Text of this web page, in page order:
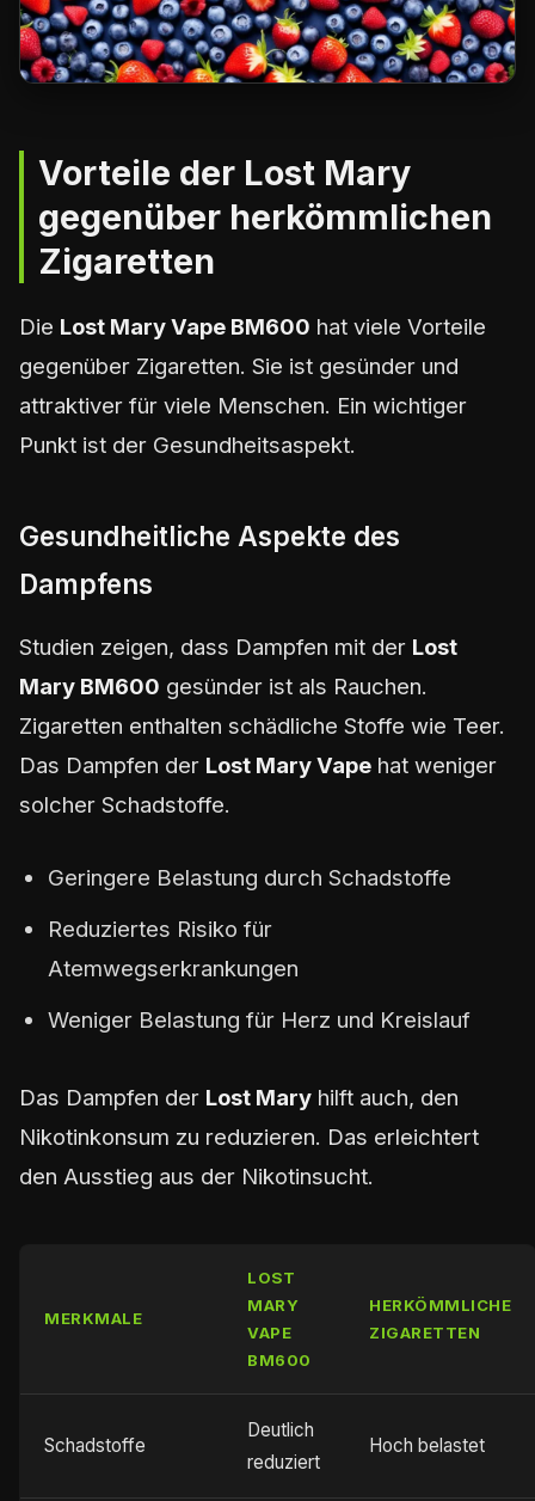
Vorteile der Lost Mary
gegenüber herkömmlichen
Zigaretten
Die Lost Mary Vape BM600 hat viele Vorteile
gegenüber Zigaretten. Sie ist gesünder und
attraktiver für viele Menschen. Ein wichtiger
Punkt ist der Gesundheitsaspekt.
Gesundheitliche Aspekte des
Dampfens
Studien zeigen, dass Dampfen mit der Lost
Mary BM600 gesünder ist als Rauchen.
Zigaretten enthalten schädliche Stoffe wie Teer.
Das Dampfen der Lost Mary Vape hat weniger
solcher Schadstoffe.
Geringere Belastung durch Schadstoffe
Reduziertes Risiko für
Atemwegserkrankungen
Weniger Belastung für Herz und Kreislauf
Das Dampfen der Lost Mary hilft auch, den
Nikotinkonsum zu reduzieren. Das erleichtert
den Ausstieg aus der Nikotinsucht.
MERKMALE
LOST
MARY
VAPE
BM600
HERKÖMMLICHE
ZIGARETTEN
Schadstoffe
Deutlich
reduziert
Hoch belastet